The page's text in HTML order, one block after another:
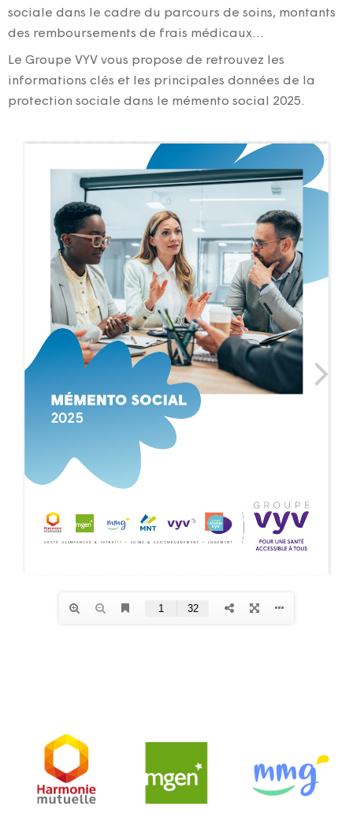
sociale dans le cadre du parcours de soins, montants
des remboursements de frais médicaux…
Le Groupe VYV vous propose de retrouvez les
informations clés et les principales données de la
protection sociale dans le mémento social 2025.